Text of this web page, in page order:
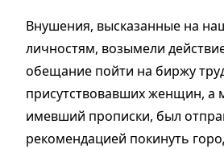
Внушения, высказанные на
личностям, возымели
обещание пойти на биржу
присутствовавших женщин, а
имевший прописки, был
рекомендацией покинуть